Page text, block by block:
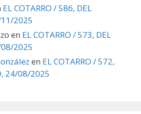
EL COTARRO / 586, DEL
2025
en EL COTARRO / 573, DEL
2025
en EL COTARRO / 572,
24/08/2025